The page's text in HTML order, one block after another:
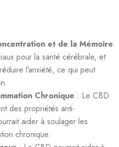
et de la Mémoire
pour la santé cérébrale, et
l’anxiété, ce qui peut
Chronique : Le CBD
des propriétés anti-
aider à soulager les
chronique.